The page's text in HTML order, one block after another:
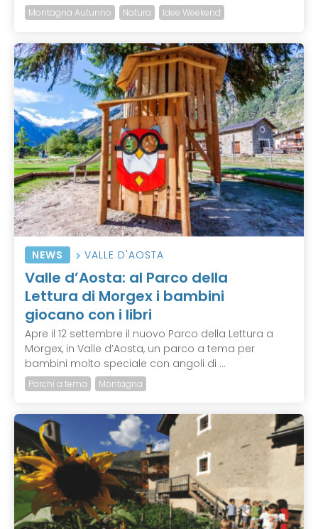
Montagna Autunno Natura Idee Weekend
NEWS VALLE D'AOSTA
Valle d’Aosta: al Parco della
Lettura di Morgex i bambini
giocano con i libri
Apre il 12 settembre il nuovo Parco della Lettura a
Morgex, in Valle d’Aosta, un parco a tema per
bambini molto speciale con angoli di ...
Parchi a tema Montagna